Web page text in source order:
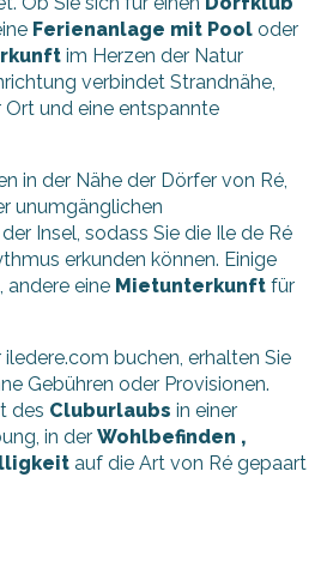
Ferienanlage mit Pool oder
im Herzen der Natur
verbindet Strandnähe,
und eine entspannte
in der Nähe der Dörfer von Ré,
unumgänglichen
Insel, sodass Sie die Ile de Ré
erkunden können. Einige
, andere eine Mietunterkunft für
buchen, erhalten Sie
Gebühren oder Provisionen.
des Cluburlaubs in einer
in der Wohlbefinden ,
auf die Art von Ré gepaart